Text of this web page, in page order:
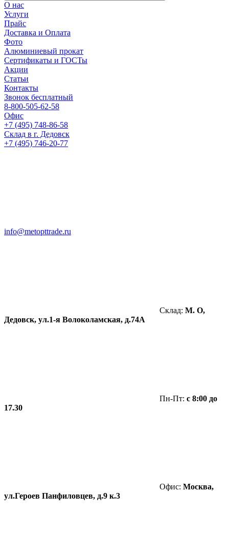
О нас
Услуги
Прайс
Доставка и Оплата
Фото
Алюминиевый прокат
Сертификаты и ГОСТы
Акции
Статьи
Контакты
Звонок бесплатный
8-800-505-62-58
Офис
+7 (495) 748-86-58
Склад в г. Дедовск
+7 (495) 746-20-77
info@metopttrade.ru
Склад: М. О,
Дедовск, ул.1-я Волоколамская, д.74А
Пн-Пт: с 8:00 до
17.30
Офис: Москва,
ул.Героев Панфиловцев, д.9 к.3